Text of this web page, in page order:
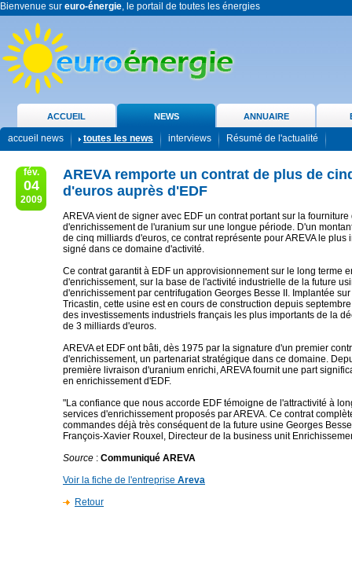
Bienvenue sur euro-énergie, le portail de toutes les énergies
ACCUEIL NEWS ANNUAIRE
accueil news toutes les news interviews Résumé de l'actualité
fév.
04
2009
AREVA remporte un contrat de plus de
d'euros auprès d'EDF
AREVA vient de signer avec EDF un contrat portant sur la fourniture
d'enrichissement de l'uranium sur une longue période. D'un
de cinq milliards d'euros, ce contrat représente pour AREVA le plus
signé dans ce domaine d'activité.
Ce contrat garantit à EDF un approvisionnement sur le long terme
d'enrichissement, sur la base de l'activité industrielle de la future
d'enrichissement par centrifugation Georges Besse II. Implantée
Tricastin, cette usine est en cours de construction depuis
des investissements industriels français les plus importants de la
de 3 milliards d'euros.
AREVA et EDF ont bâti, dès 1975 par la signature d'un premier
d'enrichissement, un partenariat stratégique dans ce domaine.
première livraison d'uranium enrichi, AREVA fournit une part
en enrichissement d'EDF.
"La confiance que nous accorde EDF témoigne de l'attractivité à
services d'enrichissement proposés par AREVA. Ce contrat
commandes déjà très conséquent de la future usine Georges
François-Xavier Rouxel, Directeur de la business unit
Source : Communiqué AREVA
Voir la fiche de l'entreprise Areva
Retour